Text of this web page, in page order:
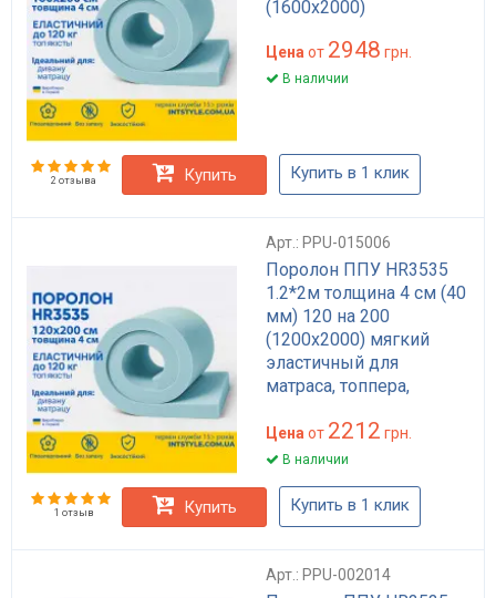
(1600х2000)
Цена от 2948 грн.
В наличии
2 отзыва Купить Купить в 1 клик
Арт.: PPU-015006
Поролон ППУ HR3535
1.2*2м толщина 4 см (40
мм) 120 на 200
(1200х2000) мягкий
эластичный для
матраса, топпера,
Цена от 2212 грн.
В наличии
1 отзыв Купить Купить в 1 клик
Арт.: PPU-002014